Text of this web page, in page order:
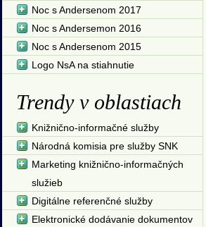
Noc s Andersenom 2017
Noc s Andersemon 2016
Noc s Andersenom 2015
Logo NsA na stiahnutie
Trendy v oblastiach
Knižnično-informačné služby
Národná komisia pre služby SNK
Marketing knižnično-informačných
služieb
Digitálne referenčné služby
Elektronické dodávanie dokumentov